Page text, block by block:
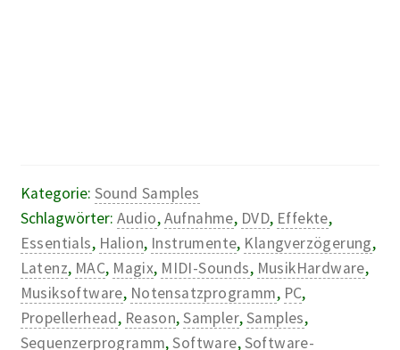
Kategorie: Sound Samples
Schlagwörter: Audio,Aufnahme, DVD, Effekte,
Essentials, Halion, Instrumente, Klangverzögerung,
Latenz, MAC, Magix, MIDI-Sounds, MusikHardware,
Musiksoftware, Notensatzprogramm, PC,
Propellerhead, Reason,Sampler,Samples,
Sequenzerprogramm,Software,Software-